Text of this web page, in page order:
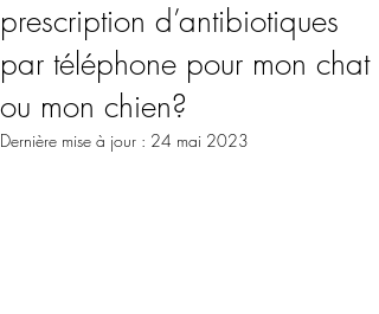
prescription d’antibiotiques
par téléphone pour mon chat
ou mon chien?
Dernière mise à jour : 24 mai 2023